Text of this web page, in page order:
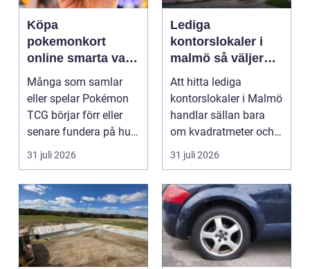
Köpa
pokemonkort
online smarta val
för samlare och
spelare
Många som samlar
eller spelar Pokémon
TCG börjar förr eller
senare fundera på hur
de kan köpa kort p...
31 juli 2026
Lediga
kontorslokaler i
malmö så väljer
företag rätt läge
och lokal
Att hitta lediga
kontorslokaler i Malmö
handlar sällan bara
om kvadratmeter och
hyra. För många före...
31 juli 2026